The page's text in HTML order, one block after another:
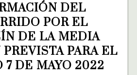
DEL
POR EL
DE LA MEDIA
PARA EL
7 DE MAYO 2022